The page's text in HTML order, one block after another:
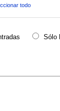
todo
Sólo